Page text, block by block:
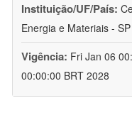
Instituição/UF/País:
Energia e Materiais -
Vigência: Fri Jan 06
00:00:00 BRT 2028